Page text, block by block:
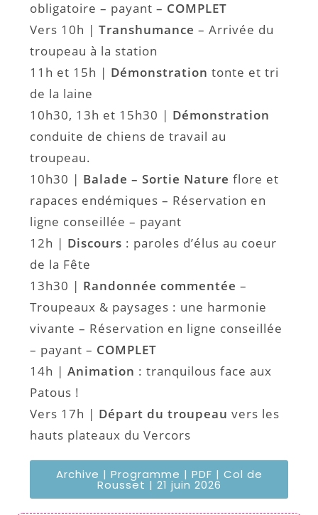
obligatoire – payant – COMPLET
Vers 10h |Transhumance – Arrivée du
troupeau à la station
11h et 15h | Démonstration tonte et tri
de la laine
10h30, 13h et 15h30 | Démonstration
conduite de chiens de travail au
troupeau.
10h30 | Balade – Sortie Nature flore et
rapaces endémiques – Réservation en
ligne conseillée – payant
12h | Discours : paroles d’élus au coeur
de la Fête
13h30 | Randonnée commentée –
Troupeaux & paysages : une harmonie
vivante – Réservation en ligne conseillée
– payant – COMPLET
14h |Animation : tranquilous face aux
Patous !
Vers 17h | Départ du troupeau vers les
hauts plateaux du Vercors
Archive | Programme | PDF | Col de
Rousset | 21 juin 2026